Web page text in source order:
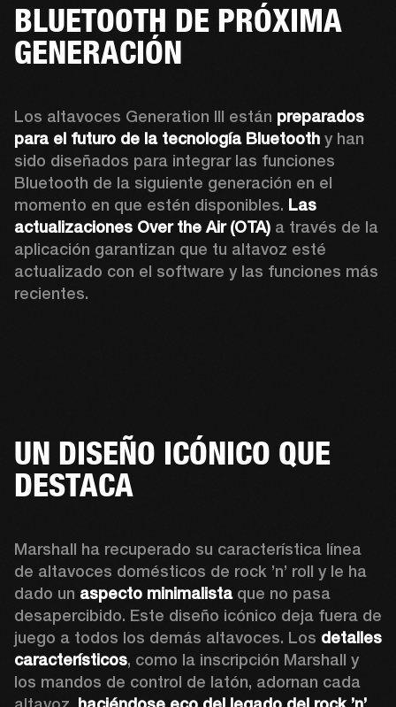
BLUETOOTH DE PRÓXIMA
GENERACIÓN
Los altavoces Generation III están preparados
para el futuro de la tecnología Bluetooth y han
sido diseñados para integrar las funciones
Bluetooth de la siguiente generación en el
momento en que estén disponibles. Las
actualizaciones Over the Air (OTA) a través de la
aplicación garantizan que tu altavoz esté
actualizado con el software y las funciones más
recientes.
UN DISEÑO ICÓNICO QUE
DESTACA
Marshall ha recuperado su característica línea
de altavoces domésticos de rock ’n’ roll y le ha
dado un aspecto minimalista que no pasa
desapercibido. Este diseño icónico deja fuera de
juego a todos los demás altavoces. Los detalles
característicos, como la inscripción Marshall y
los mandos de control de latón, adornan cada